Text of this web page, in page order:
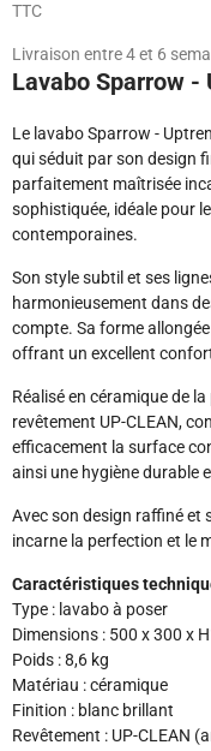
TTC
Livraison entre 4 et 6
Lavabo Sparrow -
Le lavabo Sparrow -
qui séduit par son design
parfaitement maîtrisée
sophistiquée, idéale pour
contemporaines.
Son style subtil et ses
harmonieusement dans
compte. Sa forme
offrant un excellent
Réalisé en céramique de
revêtement UP-CLEAN,
efficacement la surface
ainsi une hygiène durable
Avec son design raffiné et
incarne la perfection et le
Caractéristiques
Type : lavabo à poser
Dimensions : 500 x 300 x
Poids : 8,6 kg
Matériau : céramique
Finition : blanc brillant
Revêtement : UP-CLEAN